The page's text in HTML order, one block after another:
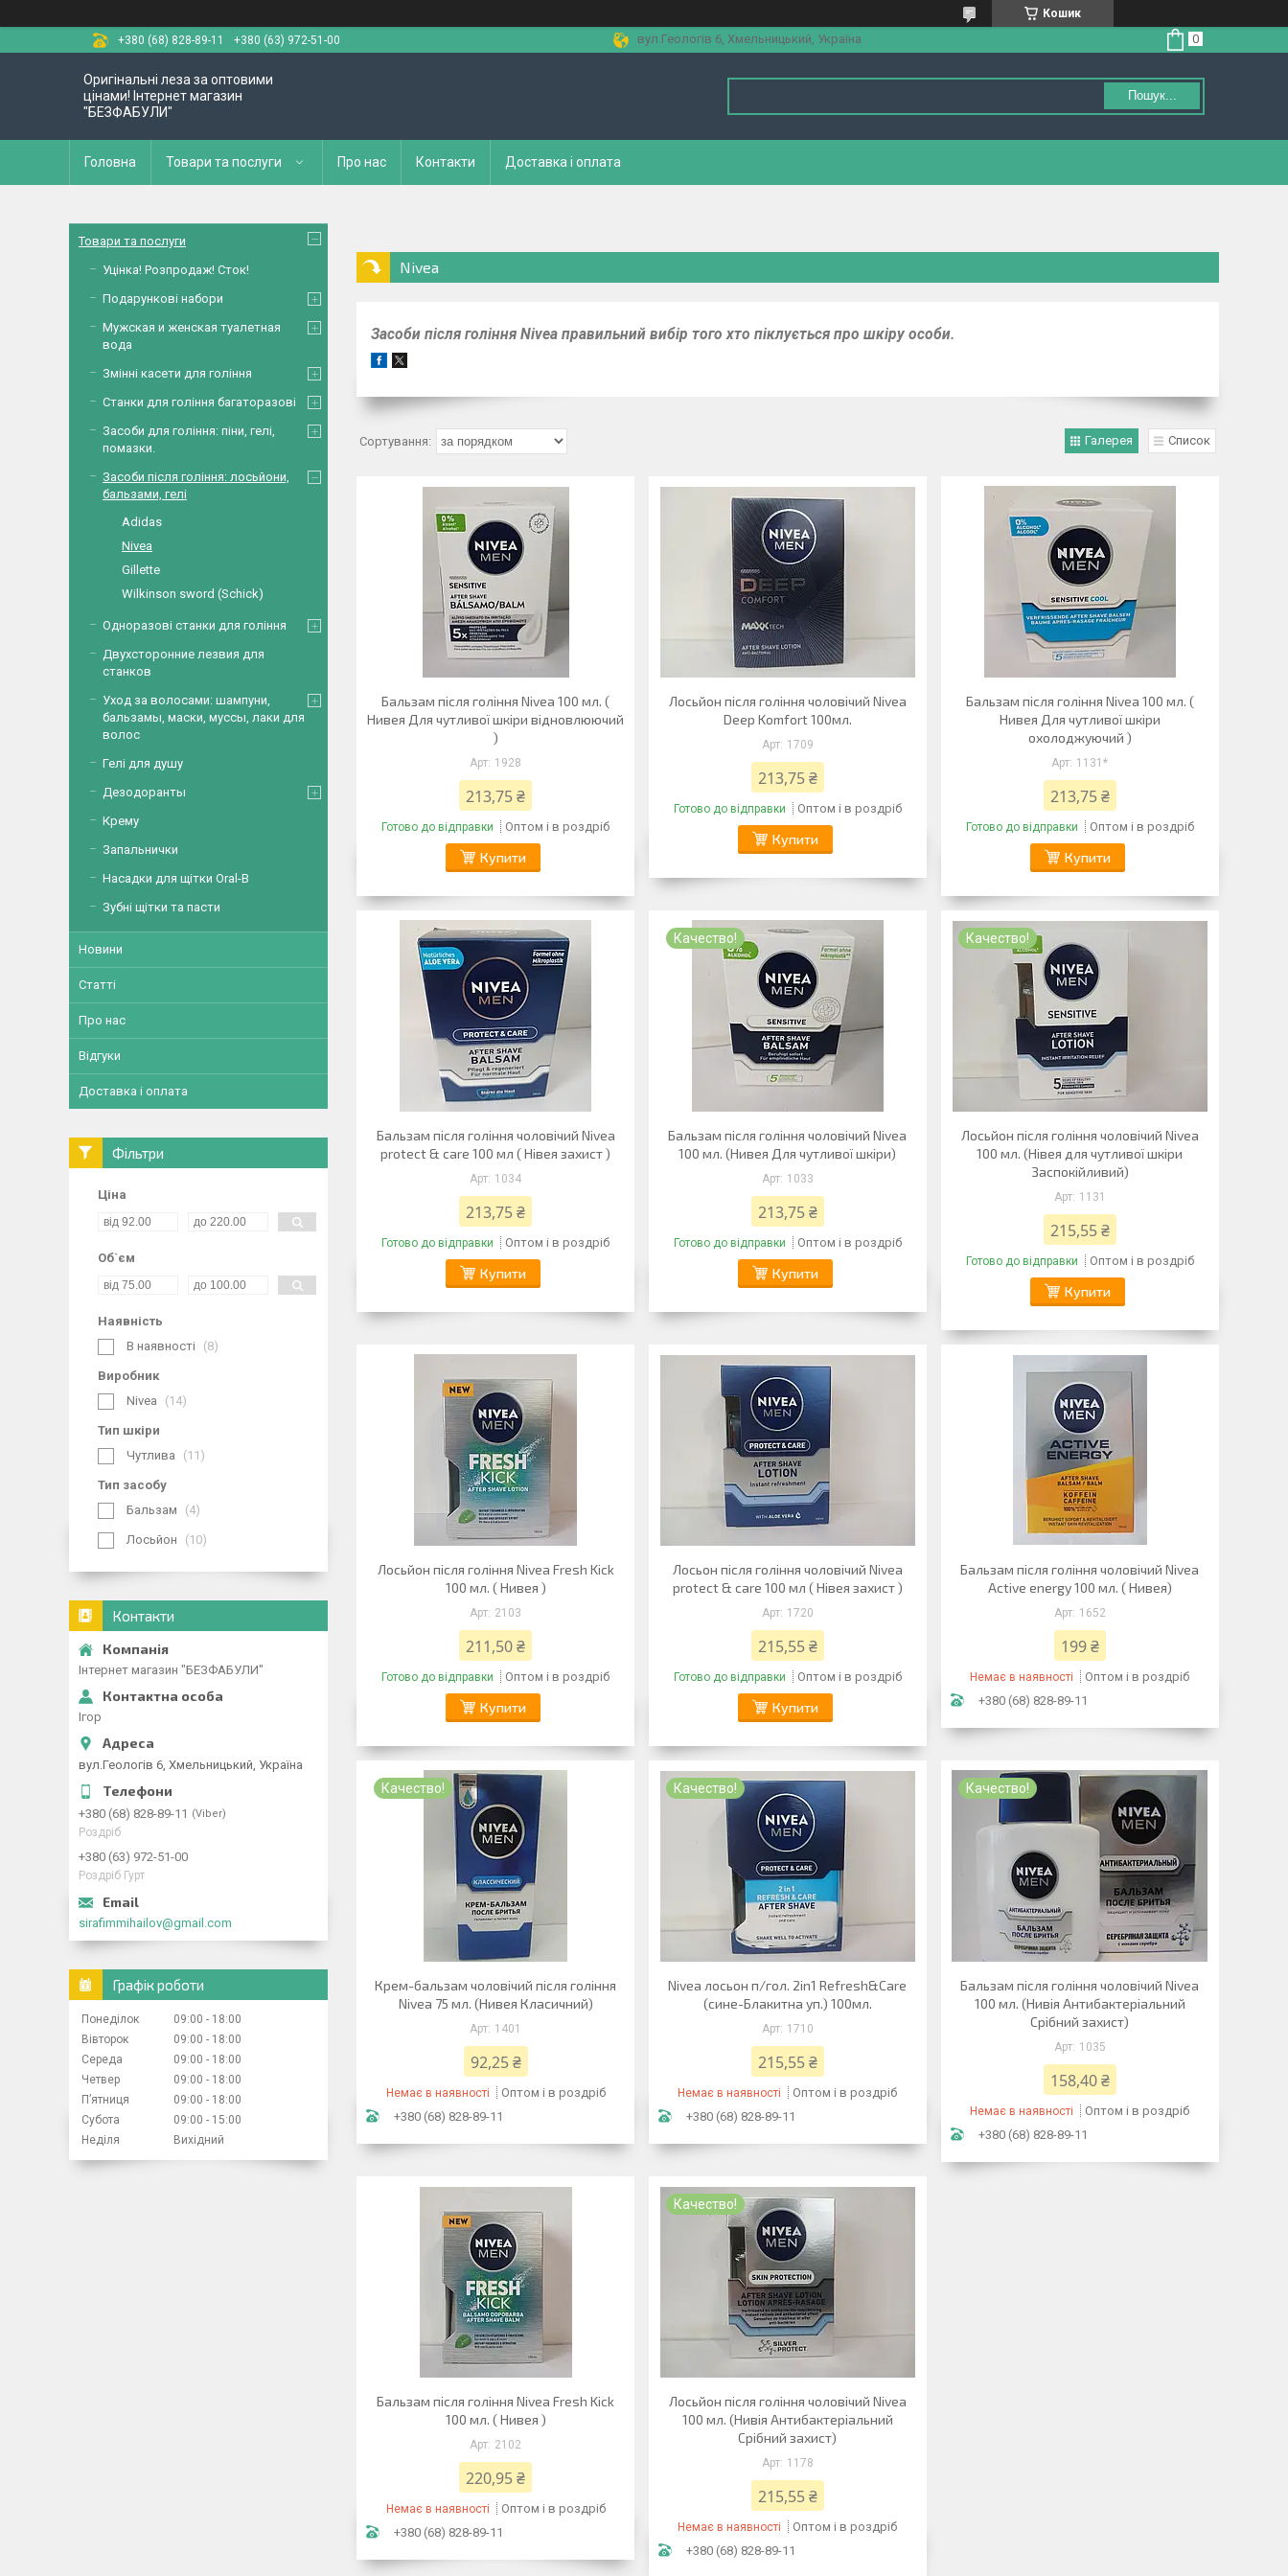
Кошик
+380 (68) 828-89-11
+380 (63) 972-51-00 вул.Геологів 6, Хмельницький, Україна
Оригінальні леза за оптовими
цінами! Інтернет магазин
"БЕЗФАБУЛИ"
Пошук...
Головна Товари та послуги Про нас Контакти Доставка і оплата
Nivea
Засоби після гоління Nivea правильний вибір того хто піклується про шкіру особи.
Галерея Список
Бальзам після гоління Nivea 100 мл. (
Нивея Для чутливої шкіри відновлюючий
)
1928
213,75 ₴
Готово до відправки Оптом і в роздріб
Купити
Лосьйон після гоління чоловічий Nivea
Deep Komfort 100мл.
1709
213,75 ₴
Готово до відправки Оптом і в роздріб
Купити
Бальзам після гоління Nivea 100 мл. (
Нивея Для чутливої шкіри
охолоджуючий )
1131*
213,75 ₴
Готово до відправки Оптом і в роздріб
Купити
Бальзам після гоління чоловічий Nivea
protect & care 100 мл ( Нівея захист )
1034
213,75 ₴
Готово до відправки Оптом і в роздріб
Купити
Качество!
Бальзам після гоління чоловічий Nivea
100 мл. (Нивея Для чутливої шкіри)
1033
213,75 ₴
Готово до відправки Оптом і в роздріб
Купити
Качество!
Лосьйон після гоління чоловічий Nivea
100 мл. (Нівея для чутливої шкіри
Заспокійливий)
1131
215,55 ₴
Готово до відправки Оптом і в роздріб
Купити
Лосьйон після гоління Nivea Fresh Kick
100 мл. ( Нивея )
2103
211,50 ₴
Готово до відправки Оптом і в роздріб
Купити
Лосьон після гоління чоловічий Nivea
protect & care 100 мл ( Нівея захист )
1720
215,55 ₴
Готово до відправки Оптом і в роздріб
Купити
Бальзам після гоління чоловічий Nivea
Active energy 100 мл. ( Нивея)
1652
199 ₴
Немає в наявності
Оптом і в роздріб
+380 (68) 828-89-11
Качество!
Крем-бальзам чоловічий після гоління
Nivea 75 мл. (Нивея Класичний)
1401
92,25 ₴
Немає в наявності
Оптом і в роздріб
+380 (68) 828-89-11
Качество!
Nivea лосьон п/гол. 2in1 Refresh&Care
(сине-Блакитна уп.) 100мл.
1710
215,55 ₴
Немає в наявності
Оптом і в роздріб
+380 (68) 828-89-11
Качество!
Бальзам після гоління чоловічий Nivea
100 мл. (Нивія Антибактеріальний
Срібний захист)
1035
158,40 ₴
Немає в наявності
Оптом і в роздріб
+380 (68) 828-89-11
Бальзам після гоління Nivea Fresh Kick
100 мл. ( Нивея )
2102
220,95 ₴
Немає в наявності
Оптом і в роздріб
+380 (68) 828-89-11
Качество!
Лосьйон після гоління чоловічий Nivea
100 мл. (Нивія Антибактеріальний
Срібний захист)
1178
215,55 ₴
Немає в наявності
Оптом і в роздріб
+380 (68) 828-89-11
Товари та послуги
Уцінка! Розпродаж! Сток!
Подарункові набори
Мужская и женская туалетная
вода
Змінні касети для гоління
Станки для гоління багаторазові
Засоби для гоління: піни, гелі,
помазки.
Засоби після гоління: лосьйони,
бальзами, гелі
Adidas
Nivea
Gillette
Wilkinson sword (Schick)
Одноразові станки для гоління
Двухсторонние лезвия для
станков
Уход за волосами: шампуни,
бальзамы, маски, муссы, лаки для
волос
Гелі для душу
Дезодоранты
Крему
Запальнички
Насадки для щітки Oral-B
Зубні щітки та пасти
Новини
Статті
Про нас
Відгуки
Доставка і оплата
Фільтри
Ціна
Об`єм
Наявність
В наявності
8
Виробник
Nivea
14
Тип шкіри
Чутлива
11
Тип засобу
Бальзам
4
Лосьйон 10
Контакти
Інтернет магазин "БЕЗФАБУЛИ"
Ігор
вул.Геологів 6, Хмельницький, Україна
+380 (68) 828-89-11 Viber
Роздріб
+380 (63) 972-51-00
Роздріб Гурт
sirafimmihailov@gmail.com
Графік роботи
Понеділок 09:00
18:00
Вівторок
09:00
18:00
Середа
09:00
18:00
Четвер
09:00
18:00
Пʼятниця
09:00
18:00
Субота
09:00
15:00
Неділя
Вихідний